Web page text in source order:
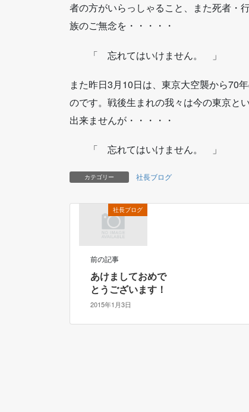
者の方がいらっしゃること、また死者・
族のご無念を・・・・・
「 忘れてはいけません。 」
また昨日3月10日は、東京大空襲から70
のです。戦後生まれの我々は今の東京と
出来ませんが・・・・・
「 忘れてはいけません。 」
カテゴリー 社長ブログ
社長ブログ
前の記事
あけましておめで
とうございます！
2015年1月3日